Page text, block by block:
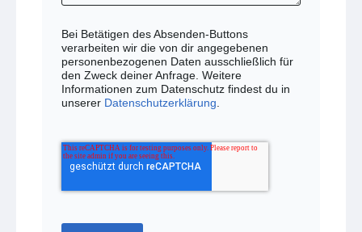
Bei Betätigen des Absenden-Buttons
verarbeiten wir die von dir angegebenen
personenbezogenen Daten ausschließlich für
den Zweck deiner Anfrage. Weitere
Informationen zum Datenschutz findest du in
unserer Datenschutzerklärung